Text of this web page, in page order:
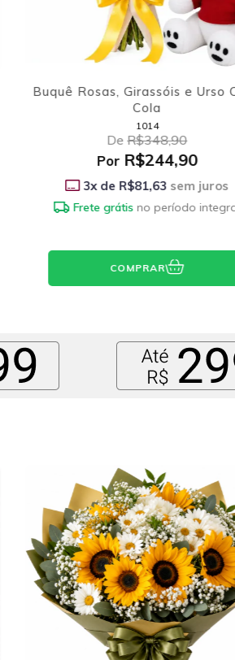
Coração com Ferrero
2914
De R$278,90
PorR$194,90
3x de R$64,97 sem juros
Frete grátis no período
COMPRAR